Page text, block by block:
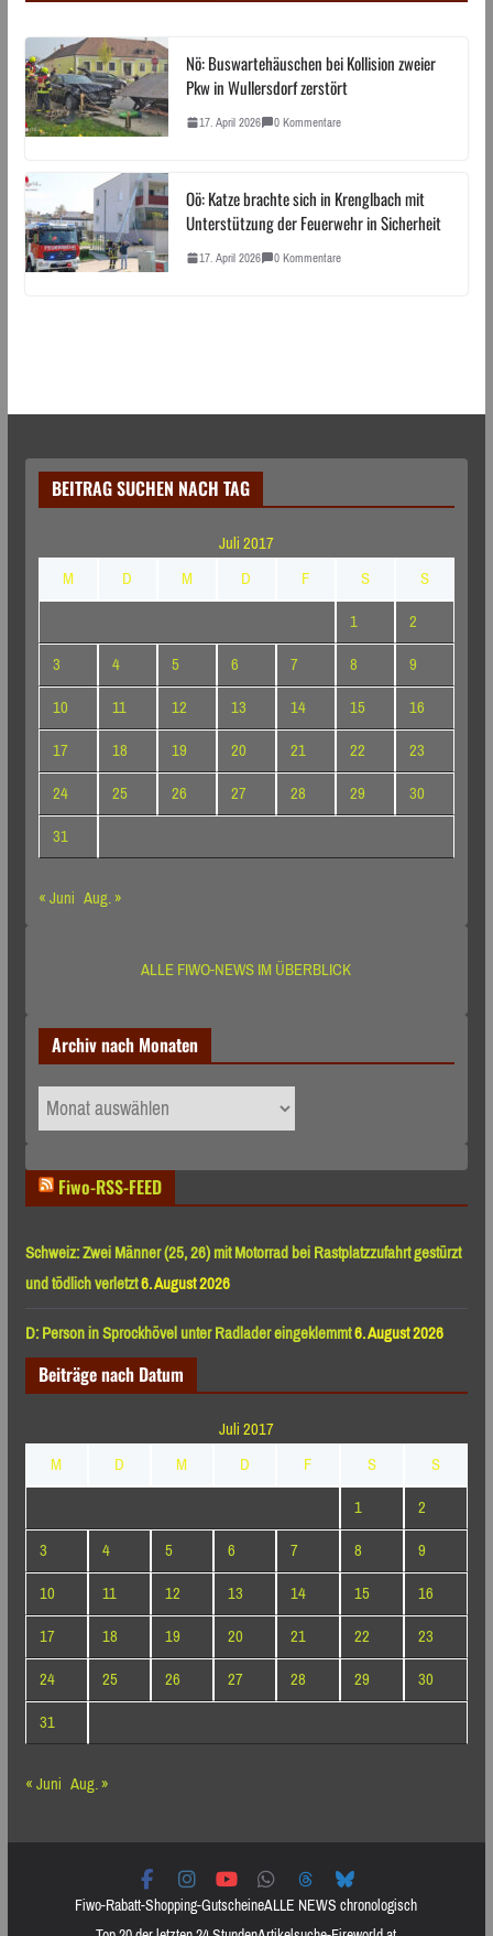
Nö: Buswartehäuschen bei Kollision zweier
Pkw in Wullersdorf zerstört
17. April 2026 0 Kommentare
Oö: Katze brachte sich in Krenglbach mit
Unterstützung der Feuerwehr in Sicherheit
17. April 2026 0 Kommentare
BEITRAG SUCHEN NACH TAG
Juli 2017
M
D M D F S
S
1
2
3
4 5 6 7 8
9
10
11 12 13 14 15
16
17
18 19 20 21 22
23
24
25 26 27 28 29
30
31
« Juni Aug. »
ALLE FIWO-NEWS IM ÜBERBLICK
Archiv nach Monaten
Archiv
nach
Fiwo-RSS-FEED
Schweiz: Zwei Männer (25, 26) mit Motorrad bei Rastplatzzufahrt gestürzt
und tödlich verletzt6. August 2026
D: Person in Sprockhövel unter Radlader eingeklemmt6. August 2026
Beiträge nach Datum
Juli 2017
M
D M D F S
S
1
2
3
4 5 6 7 8
9
10
11 12 13 14 15
16
17
18 19 20 21 22
23
24
25 26 27 28 29
30
31
« Juni Aug. »
Fiwo-Rabatt-Shopping-GutscheineALLE NEWS chronologisch